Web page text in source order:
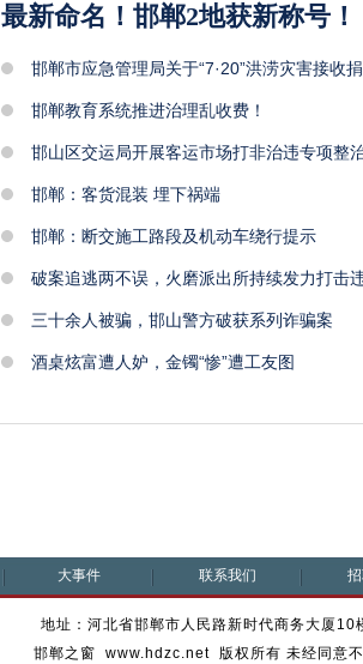
最新命名！邯郸2地获新称号！
邯郸市应急管理局关于“7·20”洪涝灾害接收
邯郸教育系统推进治理乱收费！
邯山区交运局开展客运市场打非治违专项整
邯郸：客货混装 埋下祸端
邯郸：断交施工路段及机动车绕行提示
破案追逃两不误，火磨派出所持续发力打击
三十余人被骗，邯山警方破获系列诈骗案
酒桌炫富遭人妒，金镯“惨”遭工友图
大事件 联系我们
地址：河北省邯郸市人民路新时代商务大厦
邯郸之窗 www.hdzc.net 版权所有 未经同意